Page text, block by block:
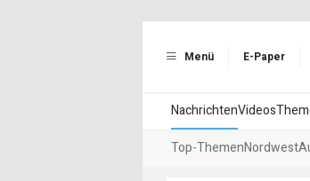
Menü E-Paper
NachrichtenVideos
Top-ThemenNordwest